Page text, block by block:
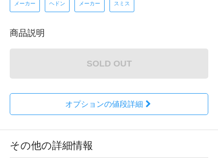
メーカー ヘドン メーカー スミス
商品説明
SOLD OUT
オプションの値段詳細
その他の詳細情報